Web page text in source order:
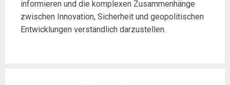
informieren und die komplexen Zusammenhänge
zwischen Innovation, Sicherheit und geopolitischen
Entwicklungen verständlich darzustellen.